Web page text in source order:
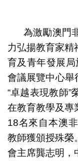
為激勵澳門
力弘揚教育家精
育及青年發展
會議展覽中心
“卓越表現教師”
在教育教學及專
18名來自本澳
教師獲頒授殊榮
會主席龔志明，